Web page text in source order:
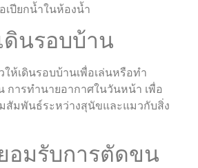
เปียกน้ำในห้องน้ำ
ดินรอบบ้าน
ห้เดินรอบบ้านเพื่อเล่นหรือทำ
การทำนายอากาศในวันหน้า เพื่อ
สัมพันธ์ระหว่างสุนัขและแมวกับสิ่ง
อมรับการตัดขน